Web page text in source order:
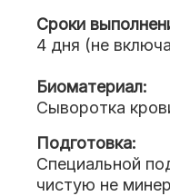
Сроки
4 дня (не
Биоматериал:
Сыворотка
Подготовка:
Специальной
чистую не